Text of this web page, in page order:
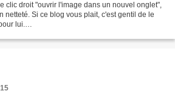
clic droit "ouvrir l'image dans un nouvel onglet",
netteté. Si ce blog vous plait, c'est gentil de le
lui.